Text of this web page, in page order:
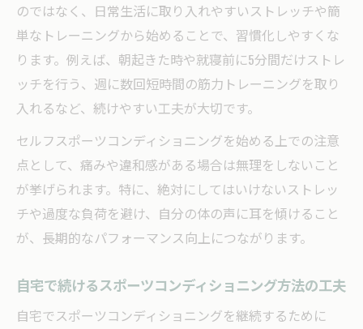
のではなく、日常生活に取り入れやすいストレッチや簡
単なトレーニングから始めることで、習慣化しやすくな
ります。例えば、朝起きた時や就寝前に5分間だけストレ
ッチを行う、週に数回短時間の筋力トレーニングを取り
入れるなど、続けやすい工夫が大切です。
セルフスポーツコンディショニングを始める上での注意
点として、痛みや違和感がある場合は無理をしないこと
が挙げられます。特に、絶対にしてはいけないストレッ
チや過度な負荷を避け、自分の体の声に耳を傾けること
が、長期的なパフォーマンス向上につながります。
自宅で続けるスポーツコンディショニング方法の工夫
自宅でスポーツコンディショニングを継続するために